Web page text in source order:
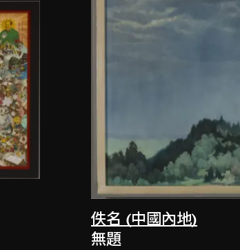
佚名 (中國內地)
無題